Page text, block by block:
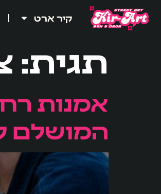
לתוכן
קיר ארט
תגית:
אמנות
המושלם